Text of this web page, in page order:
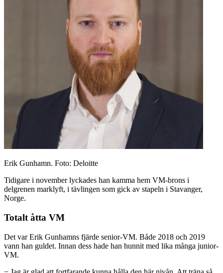
Erik Gunhamn. Foto: Deloitte
Tidigare i november lyckades han kamma hem VM-brons i
delgrenen marklyft, i tävlingen som gick av stapeln i Stavanger,
Norge.
Totalt åtta VM
Det var Erik Gunhamns fjärde senior-VM. Både 2018 och 2019
vann han guldet. Innan dess hade han hunnit med lika många junior-
VM.